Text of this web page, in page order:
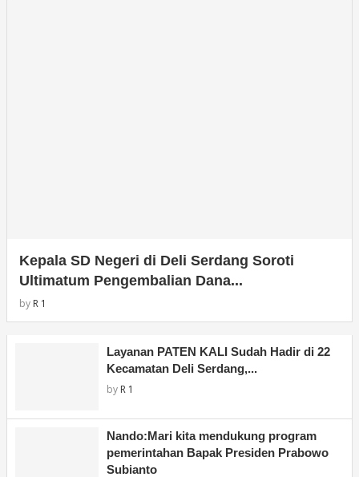
Kepala SD Negeri di Deli Serdang Soroti
Ultimatum Pengembalian Dana...
by R 1
Layanan PATEN KALI Sudah Hadir di 22
Kecamatan Deli Serdang,...
by R 1
Nando:Mari kita mendukung program
pemerintahan Bapak Presiden Prabowo
Subianto